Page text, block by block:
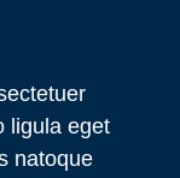
ligula eget
natoque